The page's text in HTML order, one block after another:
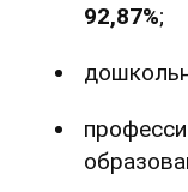
92,87%;